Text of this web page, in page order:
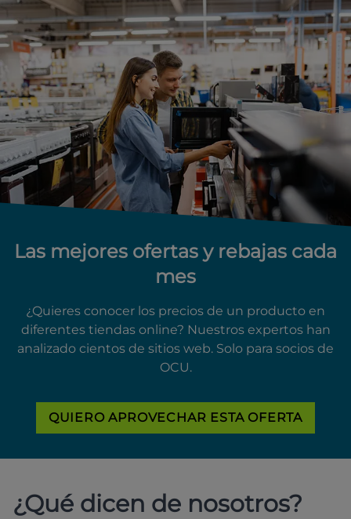
Las mejores ofertas y rebajas cada
mes
¿Quieres conocer los precios de un producto en
diferentes tiendas online? Nuestros expertos han
analizado cientos de sitios web. Solo para socios de
OCU.
QUIERO APROVECHAR ESTA OFERTA
¿Qué dicen de nosotros?